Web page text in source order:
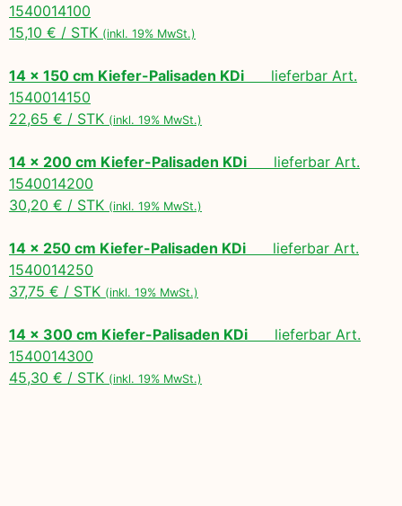
1540014100
15,10 € / STK (inkl. 19% MwSt.)
14 x 150 cm Kiefer-Palisaden KDi lieferbar Art.
1540014150
22,65 € / STK (inkl. 19% MwSt.)
14 x 200 cm Kiefer-Palisaden KDi lieferbar Art.
1540014200
30,20 € / STK (inkl. 19% MwSt.)
14 x 250 cm Kiefer-Palisaden KDi lieferbar Art.
1540014250
37,75 € / STK (inkl. 19% MwSt.)
14 x 300 cm Kiefer-Palisaden KDi lieferbar Art.
1540014300
45,30 € / STK (inkl. 19% MwSt.)